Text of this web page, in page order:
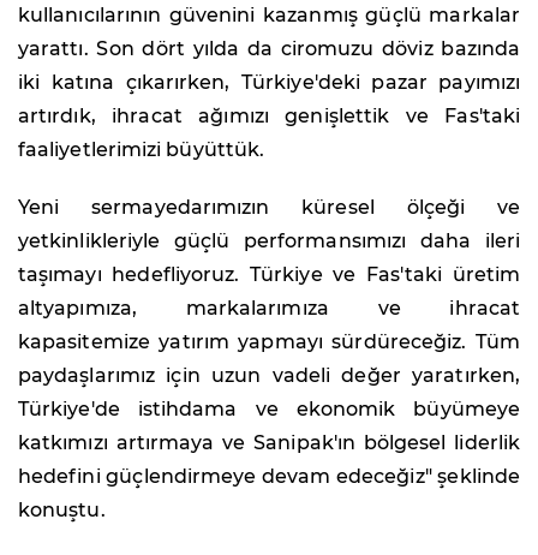
kullanıcılarının güvenini kazanmış güçlü markalar
yarattı. Son dört yılda da ciromuzu döviz bazında
iki katına çıkarırken, Türkiye'deki pazar payımızı
artırdık, ihracat ağımızı genişlettik ve Fas'taki
faaliyetlerimizi büyüttük.
Yeni sermayedarımızın küresel ölçeği ve
yetkinlikleriyle güçlü performansımızı daha ileri
taşımayı hedefliyoruz. Türkiye ve Fas'taki üretim
altyapımıza, markalarımıza ve ihracat
kapasitemize yatırım yapmayı sürdüreceğiz. Tüm
paydaşlarımız için uzun vadeli değer yaratırken,
Türkiye'de istihdama ve ekonomik büyümeye
katkımızı artırmaya ve Sanipak'ın bölgesel liderlik
hedefini güçlendirmeye devam edeceğiz" şeklinde
konuştu.